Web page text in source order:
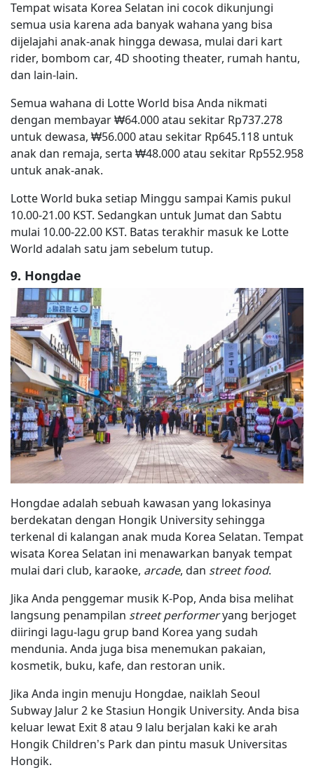
Tempat wisata Korea Selatan ini cocok dikunjungi
semua usia karena ada banyak wahana yang bisa
dijelajahi anak-anak hingga dewasa, mulai dari kart
rider, bombom car, 4D shooting theater, rumah hantu,
dan lain-lain.
Semua wahana di Lotte World bisa Anda nikmati
dengan membayar ₩64.000 atau sekitar Rp737.278
untuk dewasa, ₩56.000 atau sekitar Rp645.118 untuk
anak dan remaja, serta ₩48.000 atau sekitar Rp552.958
untuk anak-anak.
Lotte World buka setiap Minggu sampai Kamis pukul
10.00-21.00 KST. Sedangkan untuk Jumat dan Sabtu
mulai 10.00-22.00 KST. Batas terakhir masuk ke Lotte
World adalah satu jam sebelum tutup.
9. Hongdae
Hongdae adalah sebuah kawasan yang lokasinya
berdekatan dengan Hongik University sehingga
terkenal di kalangan anak muda Korea Selatan. Tempat
wisata Korea Selatan ini menawarkan banyak tempat
mulai dari club, karaoke, arcade, dan street food.
Jika Anda penggemar musik K-Pop, Anda bisa melihat
langsung penampilan street performeryang berjoget
diiringi lagu-lagu grup band Korea yang sudah
mendunia. Anda juga bisa menemukan pakaian,
kosmetik, buku, kafe, dan restoran unik.
Jika Anda ingin menuju Hongdae, naiklah Seoul
Subway Jalur 2 ke Stasiun Hongik University. Anda bisa
keluar lewat Exit 8 atau 9 lalu berjalan kaki ke arah
Hongik Children’s Park dan pintu masuk Universitas
Hongik.